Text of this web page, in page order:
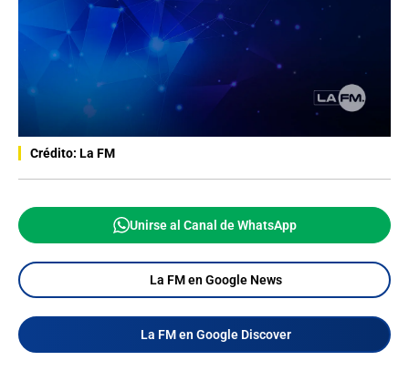
Crédito: La FM
Unirse al Canal de WhatsApp
La FM en Google News
La FM en Google Discover